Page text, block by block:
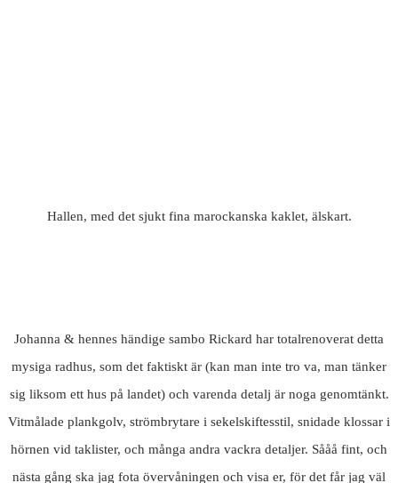
Hallen, med det sjukt fina marockanska kaklet, älskart.
Johanna & hennes händige sambo Rickard har totalrenoverat detta
mysiga radhus, som det faktiskt är (kan man inte tro va, man tänker
sig liksom ett hus på landet) och varenda detalj är noga genomtänkt.
Vitmålade plankgolv, strömbrytare i sekelskiftesstil, snidade klossar i
hörnen vid taklister, och många andra vackra detaljer. Sååå fint, och
nästa gång ska jag fota övervåningen och visa er, för det får jag väl